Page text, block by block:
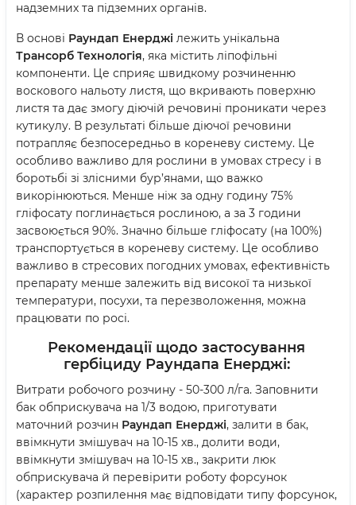
надземних та підземних органів.
В основі Раундап Енерджі лежить унікальна
Трансорб Технологія, яка містить ліпофільні
компоненти. Це сприяє швидкому розчиненню
воскового нальоту листя, що вкривають поверхню
листя та дає змогу діючій речовині проникати через
кутикулу. В результаті більше діючої речовини
потрапляє безпосередньо в кореневу систему. Це
особливо важливо для рослини в умовах стресу і в
боротьбі зі злісними бур’янами, що важко
викорінюються. Менше ніж за одну годину 75%
гліфосату поглинається рослиною, а за 3 години
засвоюється 90%. Значно більше гліфосату (на 100%)
транспортується в кореневу систему. Це особливо
важливо в стресових погодних умовах, ефективність
препарату менше залежить від високої та низької
температури, посухи, та перезволоження, можна
працювати по росі.
Рекомендації щодо застосування
гербіциду Раундапа Енерджі:
Витрати робочого розчину - 50-300 л/га. Заповнити
бак обприскувача на 1/3 водою, приготувати
маточний розчин Раундап Енерджі, залити в бак,
ввімкнути змішувач на 10-15 хв., долити води,
ввімкнути змішувач на 10-15 хв., закрити люк
обприскувача й перевірити роботу форсунок
(характер розпилення має відповідати типу форсунок,